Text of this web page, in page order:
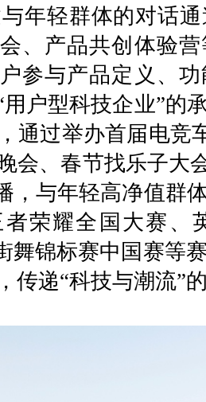
年轻群体的对话通
、产品共创体验
参与产品定义、
户型科技企业”的
通过举办首届电竞
会、春节找乐子大
，与年轻高净值群
荣耀全国大赛、
舞锦标赛中国赛等
传递“科技与潮流”